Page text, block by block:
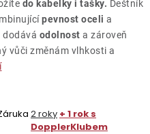
do kabelky i tašky. Deštník
pevnost oceli a
dodává odolnost a zároveň
vůči změnám vlhkosti a
2 roky + 1 rok s
DopplerKlubem